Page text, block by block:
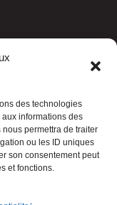
des technologies
informations des
permettra de traiter
ou les ID uniques
son consentement peut
et fonctions.